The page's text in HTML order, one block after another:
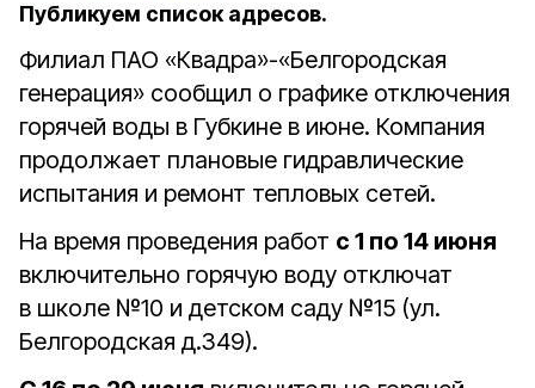
Публикуем список адресов.
Филиал ПАО «Квадра»-«Белгородская
генерация» сообщил о графике отключения
горячей воды в Губкине в июне. Компания
продолжает плановые гидравлические
испытания и ремонт тепловых сетей.
На время проведения работ с 1 по 14 июня
включительно горячую воду отключат
в школе №10 и детском саду №15 (ул.
Белгородская д.349).